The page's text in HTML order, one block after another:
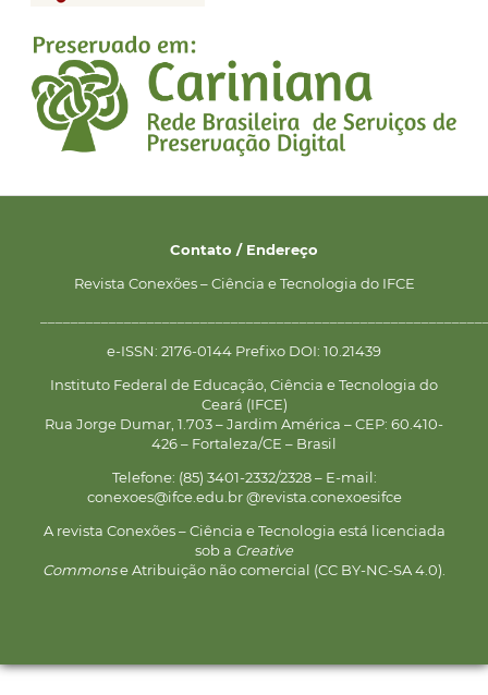
Contato / Endereço
Revista Conexões – Ciência e Tecnologia do IFCE
e-ISSN: 2176-0144 Prefixo DOI: 10.21439
Instituto Federal de Educação, Ciência e Tecnologia do
Ceará (IFCE)
Rua Jorge Dumar, 1.703 – Jardim América – CEP: 60.410-
426 – Fortaleza/CE – Brasil
Telefone: (85) 3401-2332/2328 – E-mail:
conexoes@ifce.edu.br @revista.conexoesifce
A revista Conexões – Ciência e Tecnologia está licenciada
sob a Creative
Commonse Atribuição não comercial (CC BY-NC-SA 4.0).